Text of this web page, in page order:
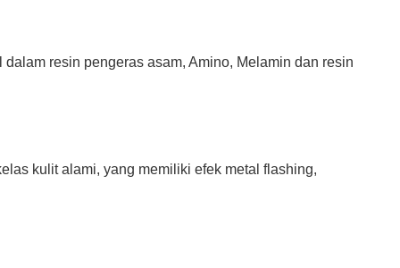
resin pengeras asam, Amino, Melamin dan resin
kulit alami, yang memiliki efek metal flashing,